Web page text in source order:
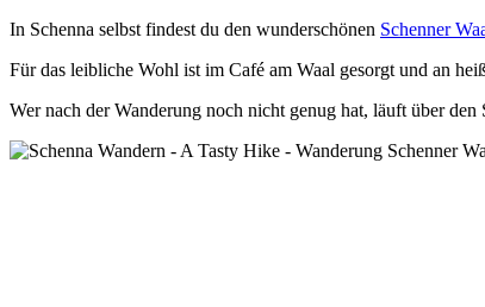
In Schenna selbst findest du den wunderschönen Schenner
Für das leibliche Wohl ist im Café am Waal gesorgt und an
Wer nach der Wanderung noch nicht genug hat, läuft über